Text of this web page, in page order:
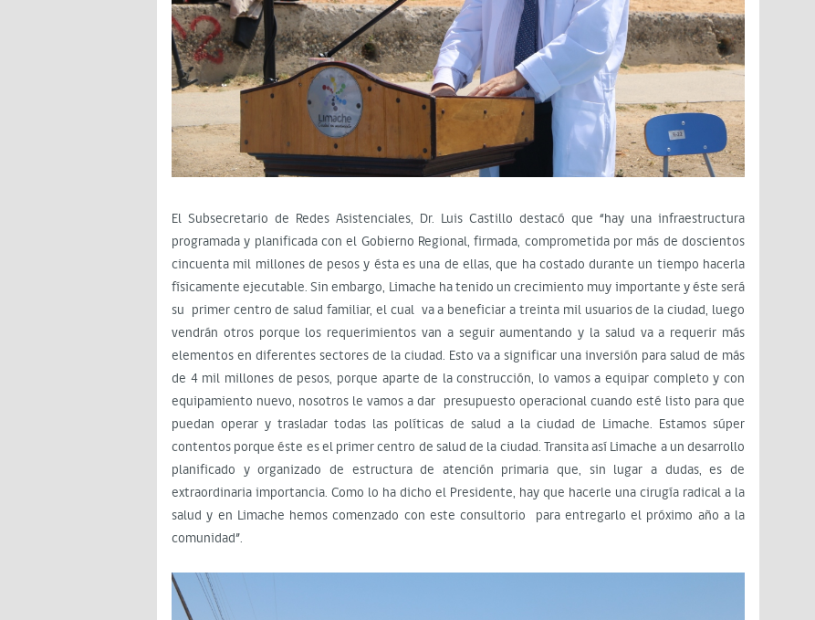
El Subsecretario de Redes Asistenciales, Dr. Luis Castillo destacó que “hay una infraestructura
programada y planificada con el Gobierno Regional, firmada, comprometida por más de doscientos
cincuenta mil millones de pesos y ésta es una de ellas, que ha costado durante un tiempo hacerla
físicamente ejecutable. Sin embargo, Limache ha tenido un crecimiento muy importante y éste será
su primer centro de salud familiar, el cual va a beneficiar a treinta mil usuarios de la ciudad, luego
vendrán otros porque los requerimientos van a seguir aumentando y la salud va a requerir más
elementos en diferentes sectores de la ciudad. Esto va a significar una inversión para salud de más
de 4 mil millones de pesos, porque aparte de la construcción, lo vamos a equipar completo y con
equipamiento nuevo, nosotros le vamos a dar presupuesto operacional cuando esté listo para que
puedan operar y trasladar todas las políticas de salud a la ciudad de Limache. Estamos súper
contentos porque éste es el primer centro de salud de la ciudad. Transita así Limache a un desarrollo
planificado y organizado de estructura de atención primaria que, sin lugar a dudas, es de
extraordinaria importancia. Como lo ha dicho el Presidente, hay que hacerle una cirugía radical a la
salud y en Limache hemos comenzado con este consultorio para entregarlo el próximo año a la
comunidad”.